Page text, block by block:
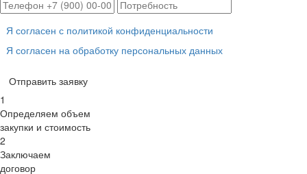
Я согласен с политикой конфиденциальности
Я согласен на обработку персональных данных
Отправить заявку
1
Определяем объем
закупки и стоимость
2
Заключаем
договор